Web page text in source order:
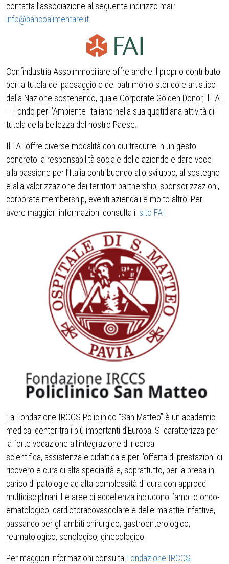
contatta l’associazione al seguente indirizzo mail:
info@bancoalimentare.it
Confindustria Assoimmobiliare offre anche il proprio contributo
per la tutela del paesaggio e del patrimonio storico e artistico
della Nazione sostenendo, quale Corporate Golden Donor, il FAI
– Fondo per l’Ambiente Italiano nella sua quotidiana attività di
tutela della bellezza del nostro Paese.
Il FAI offre diverse modalità con cui tradurre in un gesto
concreto la responsabilità sociale delle aziende e dare voce
alla passione per l’Italia contribuendo allo sviluppo, al sostegno
e alla valorizzazione dei territori: partnership, sponsorizzazioni,
corporate membership, eventi aziendali e molto altro. Per
avere maggiori informazioni consulta il sito FAI
La Fondazione IRCCS Policlinico “San Matteo” è un academic
medical center tra i più importanti d’Europa. Si caratterizza per
la forte vocazione all’integrazione di ricerca
scientifica, assistenza e didattica e per l'offerta di prestazioni di
ricovero e cura di alta specialità e, soprattutto, per la presa in
carico di patologie ad alta complessità di cura con approcci
multidisciplinari. Le aree di eccellenza includono l’ambito onco-
ematologico, cardiotoracovascolare e delle malattie infettive,
passando per gli ambiti chirurgico, gastroenterologico,
reumatologico, senologico, ginecologico.
Per maggiori informazioni consulta Fondazione IRCCS